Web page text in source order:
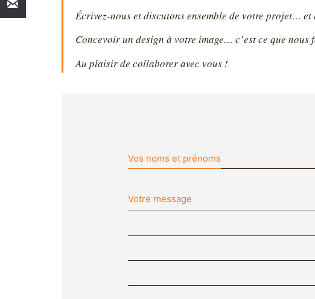
Écrivez-nous et discutons ensemble de votre projet…
Concevoir un design à votre image… c’est ce que nous
Au plaisir de collaborer avec vous !
Vos noms et prénoms
Votre message